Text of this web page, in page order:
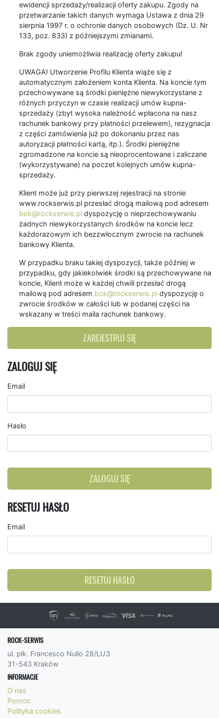
ewidencji sprzedaży/realizacji oferty zakupu. Zgody na
przetwarzanie takich danych wymaga Ustawa z dnia 29
sierpnia 1997 r. o ochronie danych osobowych (Dz. U. Nr
133, poz. 833) z późniejszymi zmianami.
Brak zgody uniemożliwia realizację oferty zakupu!
UWAGA! Utworzenie Profilu Klienta wiąże się z
automatycznym założeniem konta Klienta. Na koncie tym
przechowywane są środki pieniężne niewykorzystane z
różnych przyczyn w czasie realizacji umów kupna-
sprzedaży (zbyt wysoka należność wpłacona na nasz
rachunek bankowy przy płatności przelewem), rezygnacja
z części zamówienia już po dokonaniu przez nas
autoryzacji płatności kartą, itp.). Środki pieniężne
zgromadzone na koncie są nieoprocentowane i zaliczane
(wykorzystywane) na poczet kolejnych umów kupna-
sprzedaży.
Klient może już przy pierwszej rejestracji na stronie
www.rockserwis.pl przesłać drogą mailową pod adresem
bok@rockserwis.pl dyspozycję o nieprzechowywaniu
żadnych niewykorzystanych środków na koncie lecz
każdorazowym ich bezzwłocznym zwrocie na rachunek
bankowy Klienta.
W przypadku braku takiej dyspozycji, także później w
przypadku, gdy jakiekolwiek środki są przechowywane na
koncie, Klient może w każdej chwili przesłać drogą
mailową pod adresem bok@rockserwis.pl dyspozycję o
zwrocie środków w całości lub w podanej części na
wskazany w treści maila rachunek bankowy.
ZAREJESTRUJ SIĘ
ZALOGUJ SIĘ
Email
Hasło
ZALOGUJ SIĘ
RESETUJ HASŁO
Email
RESETUJ HASŁO
ROCK-SERWIS
ul. płk. Francesco Nullo 28/LU3
31-543 Kraków
INFORMACJE
O nas
Pomoc
Polityka cookies